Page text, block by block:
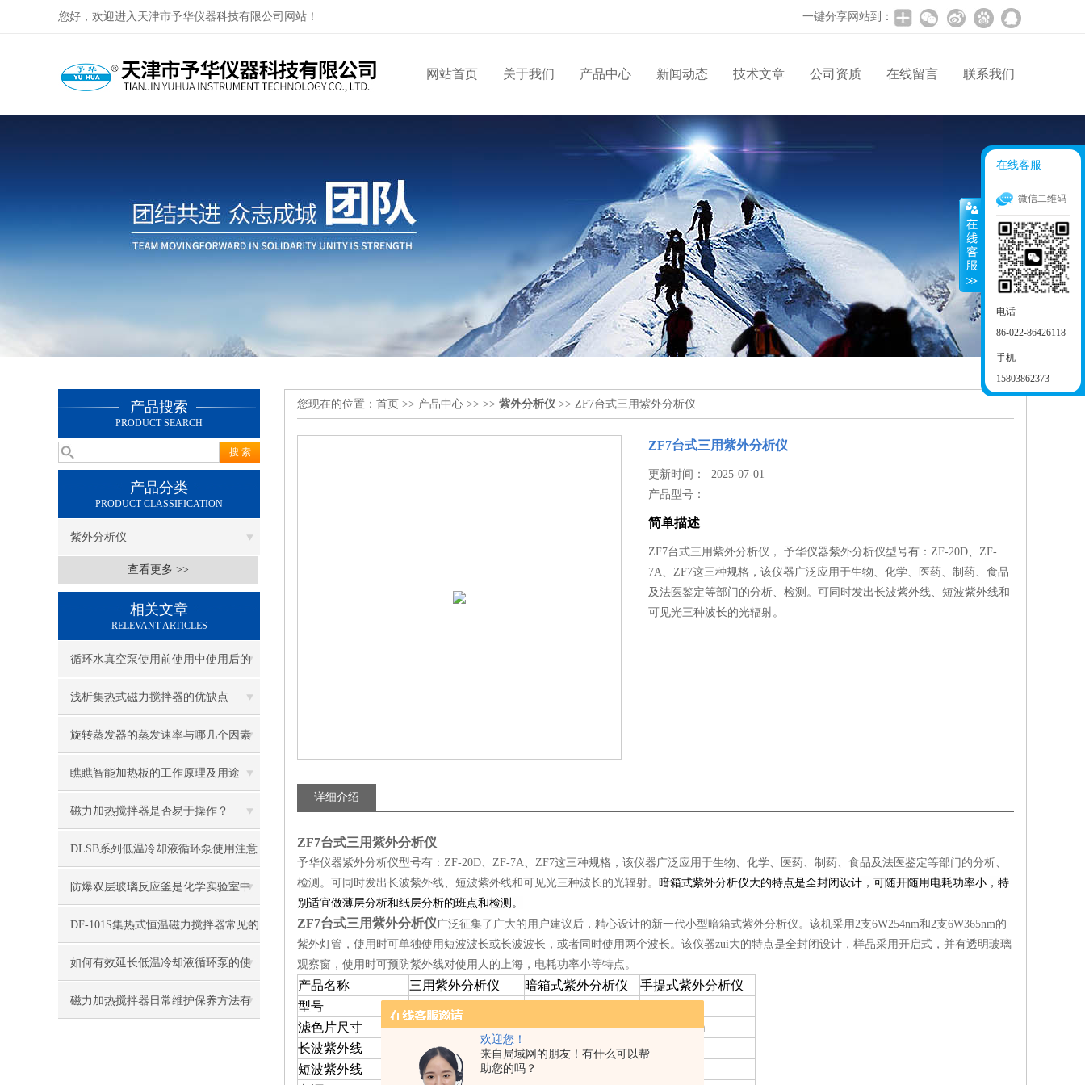
欢迎您！
来自局域网的朋友！有什么可以帮
助您的吗？
您好，欢迎进入天津市予华仪器科技有限公司网站！ 一键分享网站到：
网站首页 关于我们 产品中心 新闻动态 技术文章 公司资质 在线留言 联系我们
产品搜索
PRODUCT SEARCH
产品分类
PRODUCT CLASSIFICATION
紫外分析仪
查看更多 >>
相关文章
RELEVANT ARTICLES
循环水真空泵使用前使用中使用后的
要点及注意事项
浅析集热式磁力搅拌器的优缺点
旋转蒸发器的蒸发速率与哪几个因素
有关？
瞧瞧智能加热板的工作原理及用途
磁力加热搅拌器是否易于操作？
DLSB系列低温冷却液循环泵使用注意
事项总结
防爆双层玻璃反应釜是化学实验室中
常用的装备之一
DF-101S集热式恒温磁力搅拌器常见的
维护建议和周期
如何有效延长低温冷却液循环泵的使
用寿命？
磁力加热搅拌器日常维护保养方法有
您现在的位置： 首页 >> 产品中心 >> >> 紫外分析仪 >> ZF7台式三用紫外分析仪
ZF7台式三用紫外分析仪
更新时间： 2025-07-01
产品型号：
简单描述
ZF7台式三用紫外分析仪， 予华仪器紫外分析仪型号有：ZF-20D、ZF-
7A、ZF7这三种规格，该仪器广泛应用于生物、化学、医药、制药、食品
及法医鉴定等部门的分析、检测。可同时发出长波紫外线、短波紫外线和
可见光三种波长的光辐射。
详细介绍
ZF7台式三用紫外分析仪
予华仪器紫外分析仪型号有：ZF-20D、ZF-7A、ZF7这三种规格，该仪器广泛应用于生物、化学、医药、制药、食品及法医鉴定等部门的分析、
检测。可同时发出长波紫外线、短波紫外线和可见光三种波长的光辐射。 暗箱式紫外分析仪大的特点是全封闭设计，可随开随用电耗功率小，特
别适宜做薄层分析和纸层分析的班点和检测。
ZF7台式三用紫外分析仪广泛征集了广大的用户建议后，精心设计的新一代小型暗箱式紫外分析仪。该机采用2支6W254nm和2支6W365nm的
紫外灯管，使用时可单独使用短波波长或长波波长，或者同时使用两个波长。该仪器zui大的特点是全封闭设计，样品采用开启式，并有透明玻璃
观察窗，使用时可预防紫外线对使用人的上海，电耗功率小等特点。
产品名称 三用紫外分析仪 暗箱式紫外分析仪
手提式紫外分析仪
型号
滤色片尺寸
150×50mm 150×50mm
150×50mm
长波紫外线
365nm 365nm
365nm
短波紫外线
254nm 254nm
在线客服
微信二维码
电话
86-022-86426118
手机
15803862373